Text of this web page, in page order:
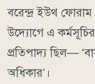
বরেন্দ্র ইউথ
উদ্যোগে এ
প্রতিপাদ্য ছিল—
অধিকার’।